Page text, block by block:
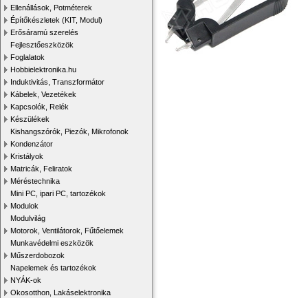
Ellenállások, Potméterek
Építőkészletek (KIT, Modul)
Erősáramú szerelés
Fejlesztőeszközök
Foglalatok
Hobbielektronika.hu
Induktivitás, Transzformátor
Kábelek, Vezetékek
Kapcsolók, Relék
Készülékek
Kishangszórók, Piezók, Mikrofonok
Kondenzátor
Kristályok
Matricák, Feliratok
Méréstechnika
Mini PC, ipari PC, tartozékok
Modulok
Modulvilág
Motorok, Ventilátorok, Fűtőelemek
Munkavédelmi eszközök
Műszerdobozok
Napelemek és tartozékok
NYÁK-ok
Okosotthon, Lakáselektronika